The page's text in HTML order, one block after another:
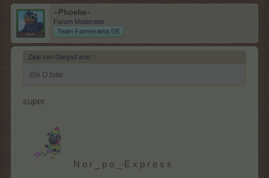
~Phoebe~
Forum Moderator
Team Farmerama DE
Zitat von DanysFarm: ↑
Ein O bitte
super
N o r _ p o _-E x p r e s s